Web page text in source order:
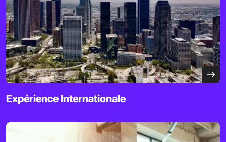
Expérience Internationale